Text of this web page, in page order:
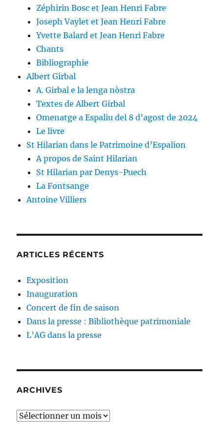
Zéphirin Bosc et Jean Henri Fabre
Joseph Vaylet et Jean Henri Fabre
Yvette Balard et Jean Henri Fabre
Chants
Bibliographie
Albert Girbal
A. Girbal e la lenga nòstra
Textes de Albert Girbal
Omenatge a Espaliu del 8 d’agost de 2024
Le livre
St Hilarian dans le Patrimoine d’Espalion
A propos de Saint Hilarian
St Hilarian par Denys-Puech
La Fontsange
Antoine Villiers
ARTICLES RÉCENTS
Exposition
Inauguration
Concert de fin de saison
Dans la presse : Bibliothèque patrimoniale
L’AG dans la presse
ARCHIVES
Archives